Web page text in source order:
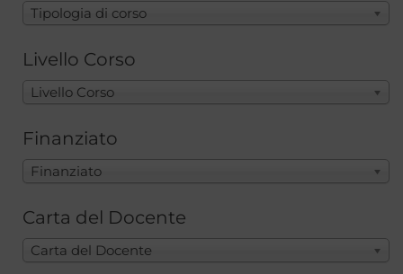
Tipologia di corso
Livello Corso
Livello Corso
Finanziato
Finanziato
Carta del Docente
Carta del Docente